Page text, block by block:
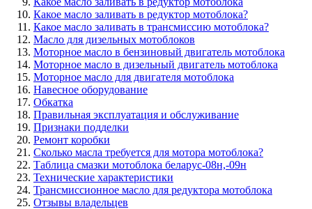
Какое масло заливать в редуктор мотоблока?
Какое масло заливать в трансмиссию мотоблока?
Масло для дизельных мотоблоков
Моторное масло в бензиновый двигатель мотоблока
Моторное масло в дизельный двигатель мотоблока
Моторное масло для двигателя мотоблока
Навесное оборудование
Обкатка
Правильная эксплуатация и обслуживание
Признаки подделки
Ремонт коробки
Сколько масла требуется для мотора мотоблока?
Таблица смазки мотоблока беларус-08н,-09н
Технические характеристики
Трансмиссионное масло для редуктора мотоблока
Отзывы владельцев